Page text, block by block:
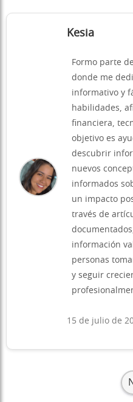
Kesia
Formo parte
donde me
informativo y
habilidades,
financiera,
objetivo es
descubrir
nuevos
informados
un impacto
través de
información
personas
y seguir
15 de julio de